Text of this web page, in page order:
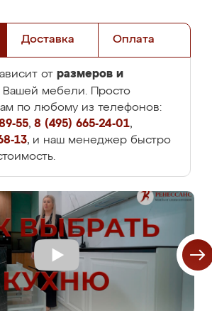
Доставка Оплата
от размеров и
Вашей мебели. Просто
по любому из телефонов:
55, 8 (495) 665-24-01,
13, и наш менеджер быстро